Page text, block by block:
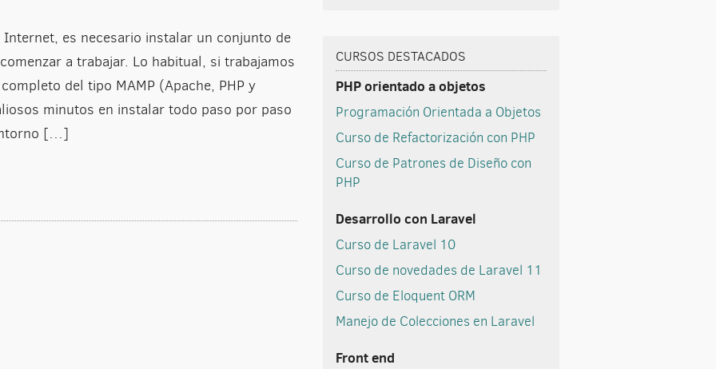
es necesario instalar un conjunto de
a trabajar. Lo habitual, si trabajamos
del tipo MAMP (Apache, PHP y
minutos en instalar todo paso por paso
[…]
CURSOS DESTACADOS
PHP orientado a objetos
Programación Orientada a Objetos
Curso de Refactorización con PHP
Curso de Patrones de Diseño con
PHP
Desarrollo con Laravel
Curso de Laravel 10
Curso de novedades de Laravel 11
Curso de Eloquent ORM
Manejo de Colecciones en Laravel
Front end